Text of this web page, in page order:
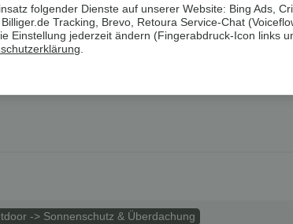
der Terrasse, des Balkons oder Zauns,
-> Sonnenschutz & Überdachung
folgender Dienste auf unserer Website: Bing Ads,
Tracking, Brevo, Retoura Service-Chat
Einstellung jederzeit ändern (Fingerabdruck-Icon links